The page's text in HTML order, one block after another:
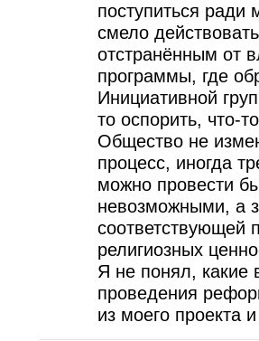
поступиться ради
смело
отстранённым от
программы, где
Инициативной
то оспорить, что-
Общество не
процесс, иногда
можно провести
невозможными, а
соответствующей
религиозных
Я не понял, какие
проведения
из моего проекта